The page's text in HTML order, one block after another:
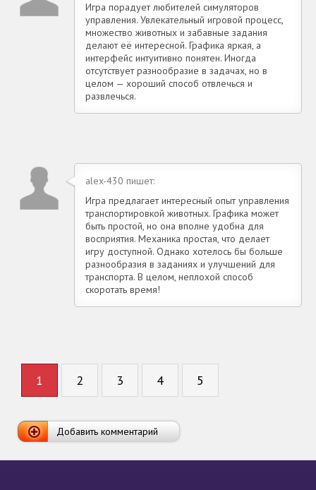
Игра порадует любителей симуляторов
управления. Увлекательный игровой процесс,
множество животных и забавные задания
делают её интересной. Графика яркая, а
интерфейс интуитивно понятен. Иногда
отсутствует разнообразие в задачах, но в
целом — хороший способ отвлечься и
развлечься.
alex-430 пишет:
Игра предлагает интересный опыт управления
транспортировкой животных. Графика может
быть простой, но она вполне удобна для
восприятия. Механика простая, что делает
игру доступной. Однако хотелось бы больше
разнообразия в заданиях и улучшений для
транспорта. В целом, неплохой способ
скоротать время!
1 2 3 4 5
Добавить комментарий